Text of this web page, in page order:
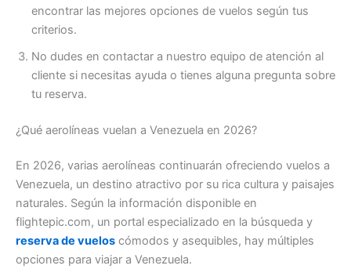
encontrar las mejores opciones de vuelos según tus
criterios.
No dudes en contactar a nuestro equipo de atención al
cliente si necesitas ayuda o tienes alguna pregunta sobre
tu reserva.
¿Qué aerolíneas vuelan a Venezuela en 2026?
En 2026, varias aerolíneas continuarán ofreciendo vuelos a
Venezuela, un destino atractivo por su rica cultura y paisajes
naturales. Según la información disponible en
flightepic.com, un portal especializado en la búsqueda y
reserva de vuelos cómodos y asequibles, hay múltiples
opciones para viajar a Venezuela.